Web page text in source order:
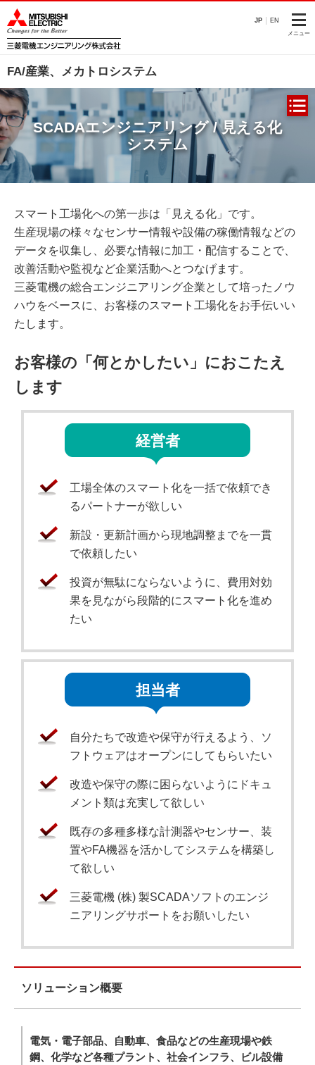
JP EN
メニュー
FA/産業、メカトロシステム
SCADAエンジニアリング / 見える化
システム
スマート工場化への第一歩は「見える化」です。
生産現場の様々なセンサー情報や設備の稼働情報などの
データを収集し、必要な情報に加工・配信することで、
改善活動や監視など企業活動へとつなげます。
三菱電機の総合エンジニアリング企業として培ったノウ
ハウをベースに、お客様のスマート工場化をお手伝いい
たします。
お客様の「何とかしたい」におこたえ
します
経営者
工場全体のスマート化を一括で依頼でき
るパートナーが欲しい
新設・更新計画から現地調整までを一貫
で依頼したい
投資が無駄にならないように、費用対効
果を見ながら段階的にスマート化を進め
たい
担当者
自分たちで改造や保守が行えるよう、ソ
フトウェアはオープンにしてもらいたい
改造や保守の際に困らないようにドキュ
メント類は充実して欲しい
既存の多種多様な計測器やセンサー、装
置やFA機器を活かしてシステムを構築し
て欲しい
三菱電機 (株) 製SCADAソフトのエンジ
ニアリングサポートをお願いしたい
ソリューション概要
電気・電子部品、自動車、食品などの生産現場や鉄
鋼、化学など各種プラント、社会インフラ、ビル設備